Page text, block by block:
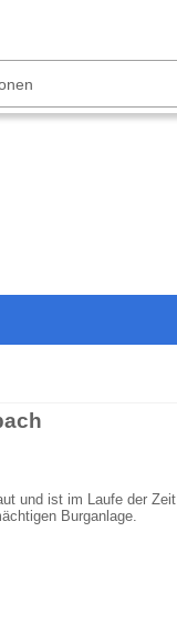
und ist im Laufe der Zeit
Burganlage.